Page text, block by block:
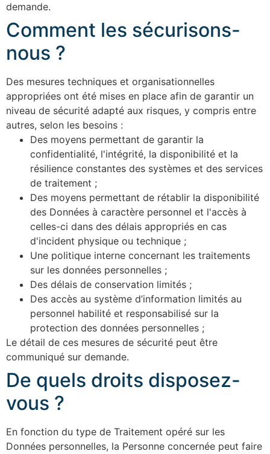
demande.
Comment les sécurisons-
nous ?
Des mesures techniques et organisationnelles
appropriées ont été mises en place afin de garantir un
niveau de sécurité adapté aux risques, y compris entre
autres, selon les besoins :
Des moyens permettant de garantir la
confidentialité, l'intégrité, la disponibilité et la
résilience constantes des systèmes et des services
de traitement ;
Des moyens permettant de rétablir la disponibilité
des Données à caractère personnel et l'accès à
celles-ci dans des délais appropriés en cas
d'incident physique ou technique ;
Une politique interne concernant les traitements
sur les données personnelles ;
Des délais de conservation limités ;
Des accès au système d’information limités au
personnel habilité et responsabilisé sur la
protection des données personnelles ;
Le détail de ces mesures de sécurité peut être
communiqué sur demande.
De quels droits disposez-
vous ?
En fonction du type de Traitement opéré sur les
Données personnelles, la Personne concernée peut faire